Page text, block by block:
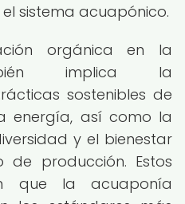
sistema acuapónico.
orgánica en la
implica la
sostenibles de
energía, así como la
y el bienestar
producción. Estos
que la acuaponía